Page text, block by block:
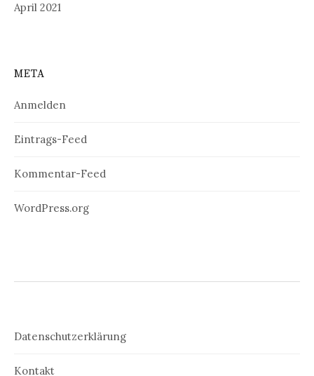
April 2021
META
Anmelden
Eintrags-Feed
Kommentar-Feed
WordPress.org
Datenschutzerklärung
Kontakt